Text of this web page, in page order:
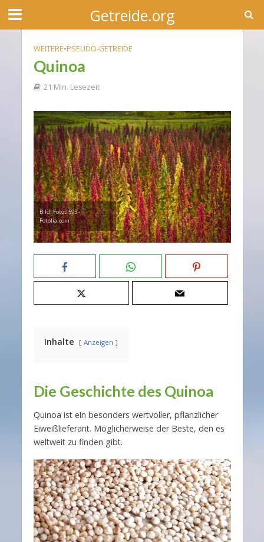
Getreide.org
WEITERE•PSEUDO-GETREIDE
Quinoa
21 Min. Lesezeit
Bild: Fotos 593 -
Fotolia.com
Inhalte Anzeigen
Die Geschichte des Quinoa
Quinoa ist ein besonders wertvoller, pflanzlicher
Eiweißlieferant. Möglicherweise der Beste, den es
weltweit zu finden gibt.